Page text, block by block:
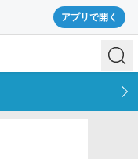
アプリで開く